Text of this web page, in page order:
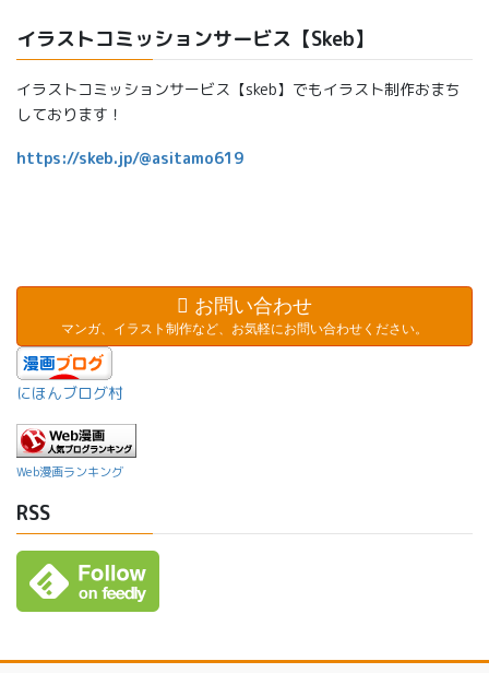
イラストコミッションサービス【Skeb】
イラストコミッションサービス【skeb】でもイラスト制作おまち
しております！
https://skeb.jp/@asitamo619
お問い合わせ
マンガ、イラスト制作など、お気軽にお問い合わせください。
にほんブログ村
Web漫画ランキング
RSS